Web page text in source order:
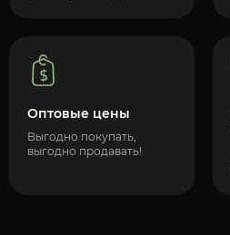
Оптовые цены
Выгодно покупать,
выгодно продавать!